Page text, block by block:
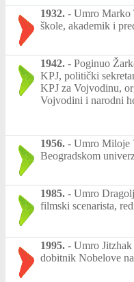
1932. - Umro Marko
škole, akademik i
1942. - Poginuo
KPJ, politički
KPJ za Vojvodinu,
Vojvodini i narodni
1956. - Umro Miloje
Beogradskom
1985. - Umro
filmski scenarista,
1995. - Umro
dobitnik Nobelove